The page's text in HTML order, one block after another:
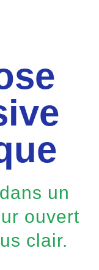
un
ouvert
clair.